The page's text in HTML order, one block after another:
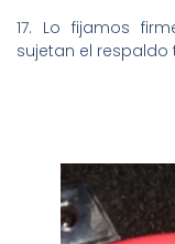
17. Lo fijamos
sujetan el respaldo